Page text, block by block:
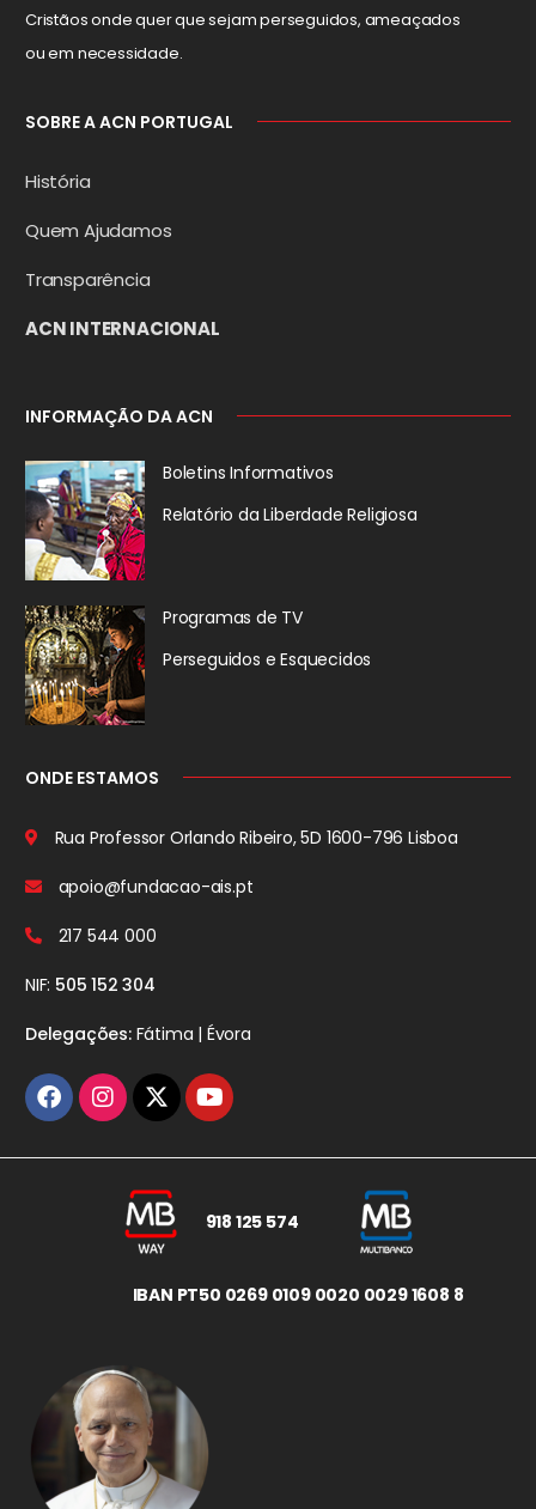
Cristãos onde quer que sejam perseguidos, ameaçados
ou em necessidade.
SOBRE A ACN PORTUGAL
História
Quem Ajudamos
Transparência
ACN INTERNACIONAL
INFORMAÇÃO DA ACN
Boletins Informativos
Relatório da Liberdade Religiosa
Programas de TV
Perseguidos e Esquecidos
ONDE ESTAMOS
Rua Professor Orlando Ribeiro, 5D 1600-796 Lisboa
apoio@fundacao-ais.pt
217 544 000
NIF: 505 152 304
Delegações:Fátima | Évora
918 125 574
IBAN PT50 0269 0109 0020 0029 1608 8